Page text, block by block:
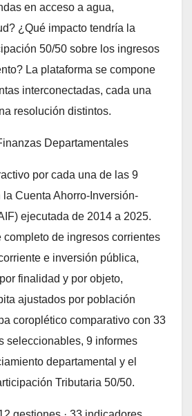
en acceso a agua,
¿Qué impacto tendría la
50/50 sobre los ingresos
La plataforma se compone
interconectadas, cada una
resolución distintos.
Departamentales
por cada una de las 9
Cuenta Ahorro-Inversión-
ejecutada de 2014 a 2025.
completo de ingresos corrientes
e inversión pública,
finalidad y por objeto,
ajustados por población
coroplético comparativo con 33
seleccionables, 9 informes
departamental y el
Tributaria 50/50.